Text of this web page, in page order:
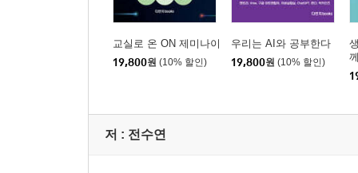
교실로 온 ON 제미나이
19,800원 (10% 할인)
우리는 AI와 공부한다
19,800원 (10% 할인)
저 : 전수연